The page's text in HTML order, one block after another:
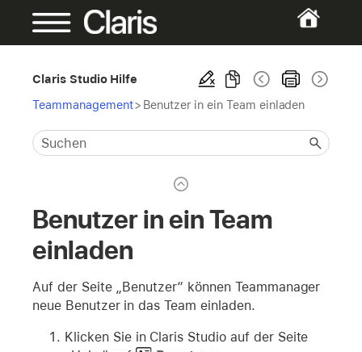
Claris Studio Hilfe
Teammanagement> Benutzer in ein Team einladen
Benutzer in ein Team
einladen
Auf der Seite „Benutzer“ können Teammanager
neue Benutzer in das Team einladen.
Klicken Sie in Claris Studio auf der Seite